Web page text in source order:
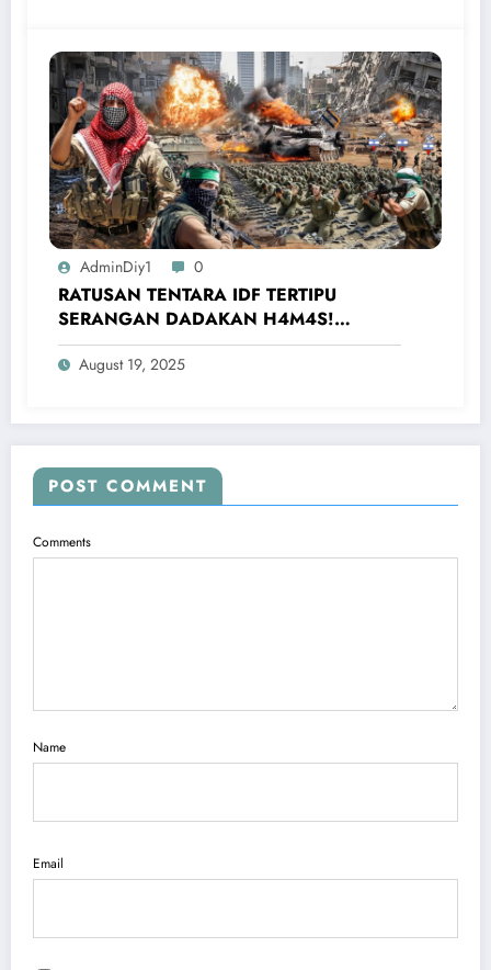
AdminDiy1 0
RATUSAN TENTARA IDF TERTIPU
SERANGAN DADAKAN H4M4S!
Mereka Dibuat Menyerah Pejuang Muslim
August 19, 2025
POST COMMENT
Comments
Name
Email